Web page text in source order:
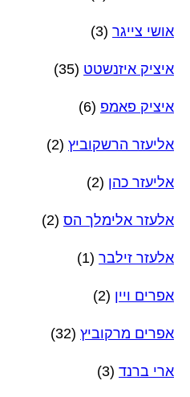
אושי צייגר (3)
איציק איזנשטט (35)
איציק פאמפ (6)
אליעזר הרשקוביץ (2)
אליעזר כהן (2)
אלעזר אלימלך הס (2)
אלעזר זילבר (1)
אפרים ויין (2)
אפרים מרקוביץ (32)
ארי ברנד (3)